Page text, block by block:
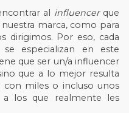
al influencerque
marca, como para
dirigimos. Por eso, cada
especializan en este
que ser un/a influencer
que a lo mejor resulta
con miles o incluso unos
a los que realmente les